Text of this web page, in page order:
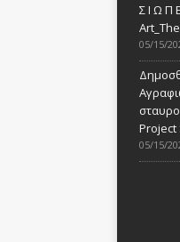
Σ Ι Ω Π
05/15/
Project
05/15/